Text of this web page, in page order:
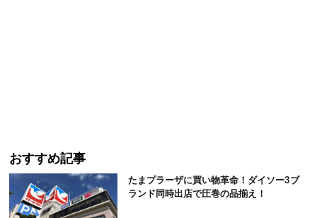
おすすめ記事
たまプラーザに買い物革命！ダイソー3ブ
ランド同時出店で圧巻の品揃え！